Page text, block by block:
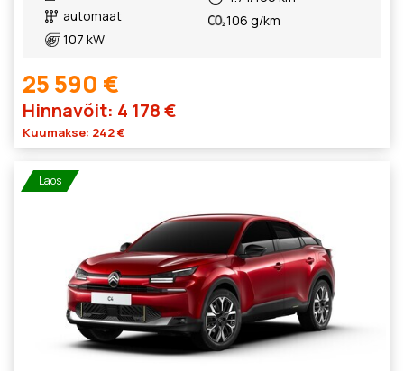
automaat
107 kW
106 g/km
25 590 €
Hinnavõit: 4 178 €
Kuumakse: 242 €
Laos